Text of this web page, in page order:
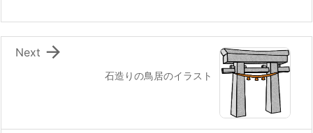
石造りの鳥居のイラスト

Next